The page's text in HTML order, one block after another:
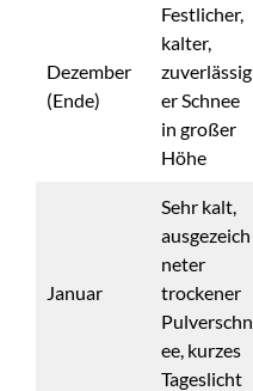
Dezember
(Ende)
Festlicher,
kalter,
zuverlässig
er Schnee
in großer
Höhe
Januar
Sehr kalt,
ausgezeich
neter
trockener
Pulverschn
ee, kurzes
Tageslicht